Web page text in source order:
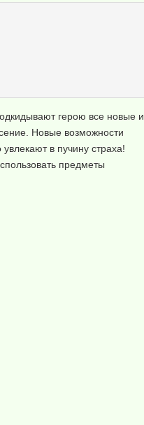
герою все новые и
Новые возможности
в пучину страха!
предметы